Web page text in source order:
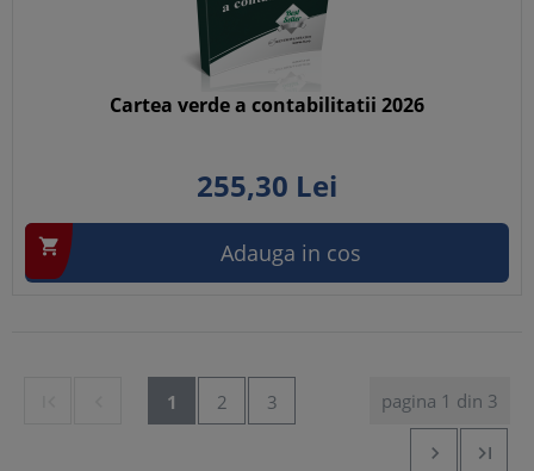
Cartea verde a contabilitatii 2026
255,30 Lei
 Adauga in cos
1 2 3 pagina 1 din 3

